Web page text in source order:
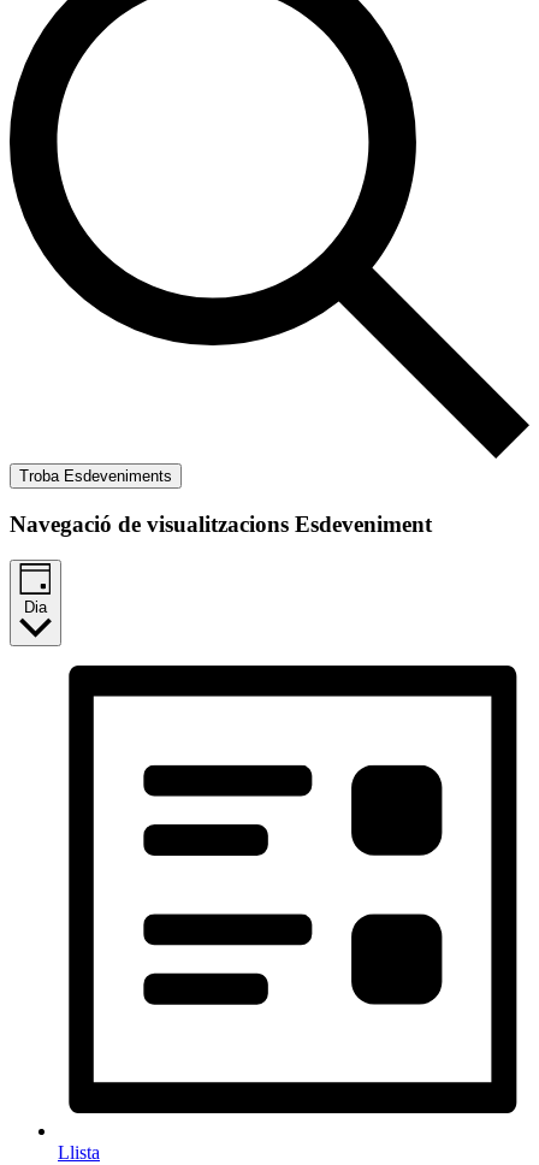
Troba Esdeveniments
Navegació de visualitzacions Esdeveniment
Dia
Llista